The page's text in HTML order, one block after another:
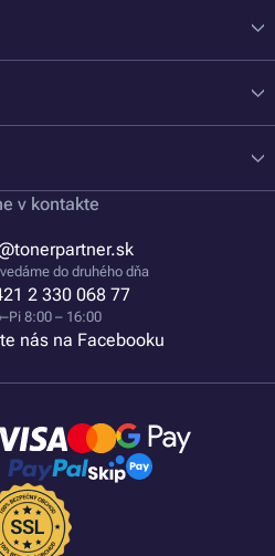
v kontakte
do druhého dňa
2 330 068 77
8:00 – 16:00
nás na Facebooku